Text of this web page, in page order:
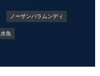
ノーザンバラムンディ
魚